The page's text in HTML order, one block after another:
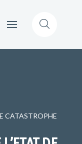
CATASTROPHE